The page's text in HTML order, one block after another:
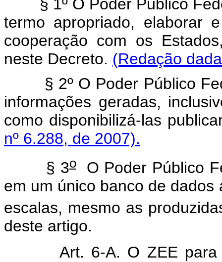
§ 1º O Poder Público
termo apropriado, elaborar
cooperação com os
neste Decreto. (Redação
§ 2º O Poder Público
informações geradas,
como disponibilizá-las
nº 6.288, de 2007).
§ 3oO Poder Público
em um único banco de
escalas, mesmo as
deste artigo.
Art. 6-A. O ZEE